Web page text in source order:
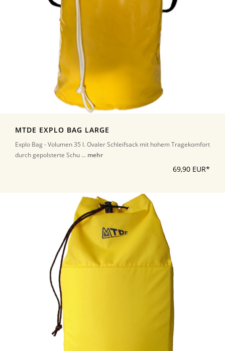
MTDE EXPLO BAG LARGE
Explo Bag - Volumen 35 l. Ovaler Schleifsack mit hohem Tragekomfort
durch gepolsterte Schu ... mehr
69,90 EUR*